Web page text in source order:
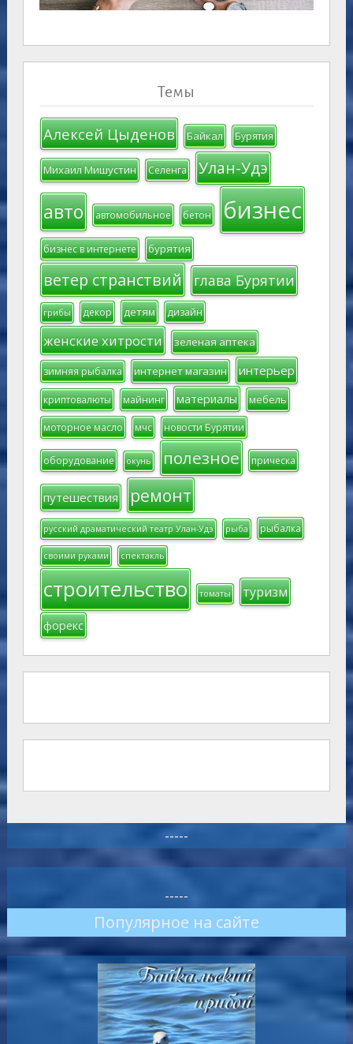
Темы
Алексей Цыденов Байкал Бурятия
Михаил Мишустин Селенга Улан-Удэ
авто автомобильное бетон бизнес
бизнес в интернете бурятия
ветер странствий глава Бурятии
грибы декор детям дизайн
женские хитрости зеленая аптека
зимняя рыбалка интернет магазин интерьер
криптовалюты майнинг материалы мебель
моторное масло мчс новости Бурятии
оборудование окунь полезное прическа
путешествия ремонт
русский драматический театр Улан-Удэ рыба рыбалка
своими руками спектакль
строительство томаты туризм
форекс
-----
-----
Популярное на сайте